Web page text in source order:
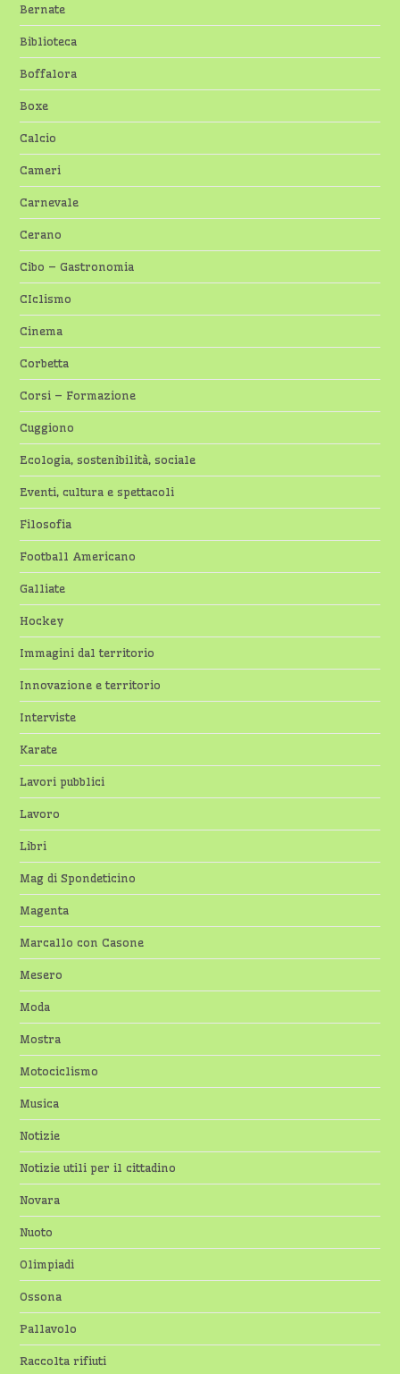
Bernate
Biblioteca
Boffalora
Boxe
Calcio
Cameri
Carnevale
Cerano
Cibo – Gastronomia
CIclismo
Cinema
Corbetta
Corsi – Formazione
Cuggiono
Ecologia, sostenibilità, sociale
Eventi, cultura e spettacoli
Filosofia
Football Americano
Galliate
Hockey
Immagini dal territorio
Innovazione e territorio
Interviste
Karate
Lavori pubblici
Lavoro
Libri
Mag di Spondeticino
Magenta
Marcallo con Casone
Mesero
Moda
Mostra
Motociclismo
Musica
Notizie
Notizie utili per il cittadino
Novara
Nuoto
Olimpiadi
Ossona
Pallavolo
Raccolta rifiuti